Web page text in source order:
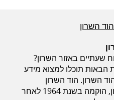
השרון
שעתיים באזור השרון?
הבאות תוכלו למצוא מידע
השרון. הוד השרון
הממוקמת בדרום נפת השרון, הוקמה בשנת 1964 לאחר